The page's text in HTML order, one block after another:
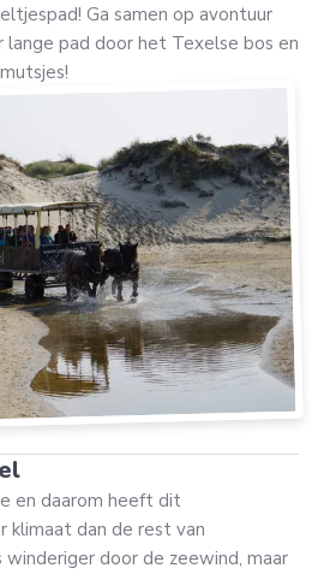
Ga samen op avontuur
pad door het Texelse bos en
en daarom heeft dit
klimaat dan de rest van
door de zeewind, maar